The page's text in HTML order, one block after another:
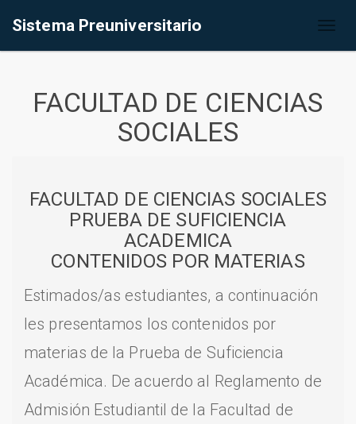
Sistema Preuniversitario
FACULTAD DE CIENCIAS
SOCIALES
FACULTAD DE CIENCIAS SOCIALES
PRUEBA DE SUFICIENCIA
ACADEMICA
CONTENIDOS POR MATERIAS
Estimados/as estudiantes, a continuación
les presentamos los contenidos por
materias de la Prueba de Suficiencia
Académica. De acuerdo al Reglamento de
Admisión Estudiantil de la Facultad de